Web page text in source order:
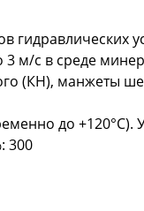
3 м/с в среде
(КН), манжеты
до
300